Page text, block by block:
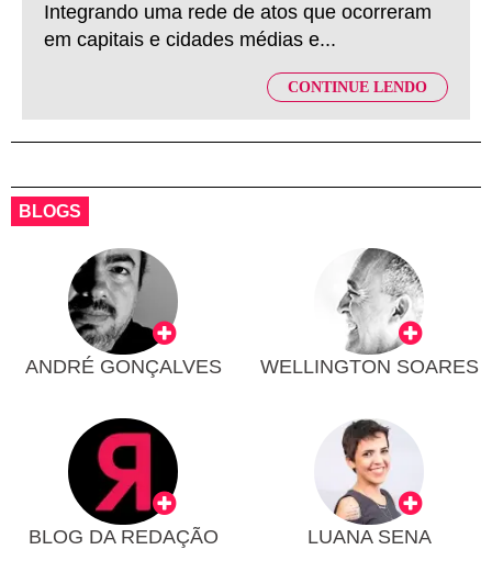
Integrando uma rede de atos que ocorreram
em capitais e cidades médias e...
CONTINUE LENDO
BLOGS
ANDRÉ GONÇALVES WELLINGTON SOARES
BLOG DA REDAÇÃO LUANA SENA